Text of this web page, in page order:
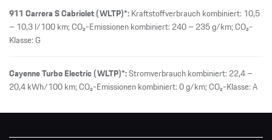
911 Carrera S Cabriolet (WLTP)*:Kraftstoffverbrauch kombiniert: 10,5
– 10,3 l/100 km; CO₂-Emissionen kombiniert: 240 – 235 g/km; CO₂-
Klasse: G
Cayenne Turbo Electric (WLTP)*:Stromverbrauch kombiniert: 22,4 –
20,4 kWh/100 km; CO₂-Emissionen kombiniert: 0 g/km; CO₂-Klasse: A